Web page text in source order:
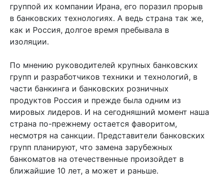
группой их компании Ирана, его поразил прорыв
в банковских технологиях. А ведь страна так же,
как и Россия, долгое время пребывала в
изоляции.
По мнению руководителей крупных банковских
групп и разработчиков техники и технологий, в
части банкинга и банковских розничных
продуктов Россия и прежде была одним из
мировых лидеров. И на сегодняшний момент наша
страна по-прежнему остается фаворитом,
несмотря на санкции. Представители банковских
групп планируют, что замена зарубежных
банкоматов на отечественные произойдет в
ближайшие 10 лет, а может и раньше.